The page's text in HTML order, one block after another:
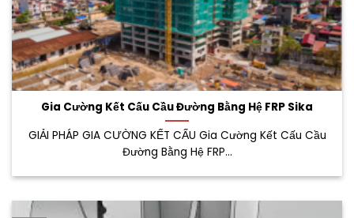
Gia Cường Kết Cấu Cầu Đường Bằng Hệ FRP Sika
GIẢI PHÁP GIA CƯỜNG KẾT CẤU Gia Cường Kết Cấu Cầu
Đường Bằng Hệ FRP...